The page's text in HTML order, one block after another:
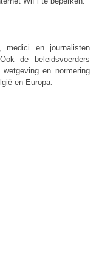
medici en journalisten
de beleidsvoerders
en normering
en Europa.